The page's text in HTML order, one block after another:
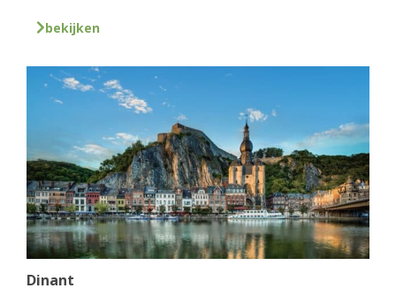
bekijken
Dinant